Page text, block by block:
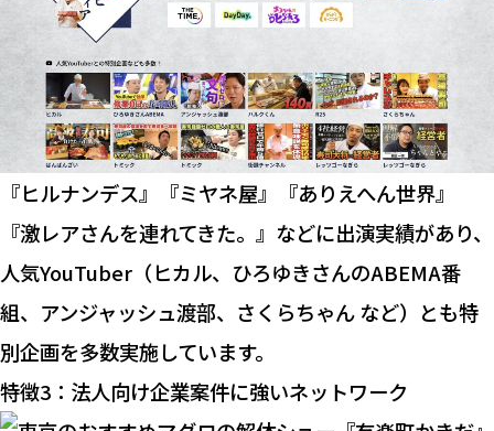
『ヒルナンデス』『ミヤネ屋』『ありえへん世界』
『激レアさんを連れてきた。』などに出演実績があり、
人気YouTuber（ヒカル、ひろゆきさんのABEMA番
組、アンジャッシュ渡部、さくらちゃん など）とも特
別企画を多数実施しています。
特徴3：法人向け企業案件に強いネットワーク